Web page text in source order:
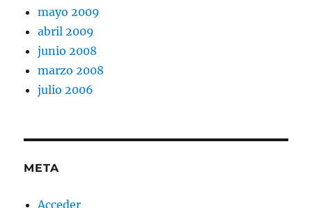
mayo 2009
abril 2009
junio 2008
marzo 2008
julio 2006
META
Acceder